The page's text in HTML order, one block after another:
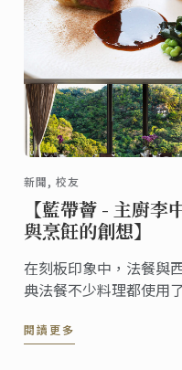
新聞, 校友
【藍帶薈 - 主廚
與烹飪的創想】
在刻板印象中，法餐與
典法餐不少料理都使用
正是在藍帶巴黎求學的
閱讀更多